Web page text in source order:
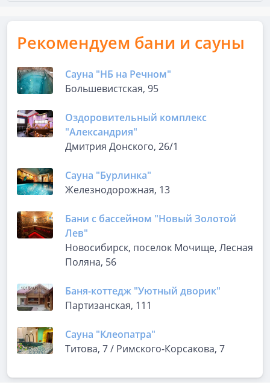
Рекомендуем бани и сауны
Сауна "НБ на Речном"
Большевистская, 95
Оздоровительный комплекс
"Александрия"
Дмитрия Донского, 26/1
Сауна "Бурлинка"
Железнодорожная, 13
Бани с бассейном "Новый Золотой
Лев"
Новосибирск, поселок Мочище, Лесная
Поляна, 56
Баня-коттедж "Уютный дворик"
Партизанская, 111
Сауна "Клеопатра"
Титова, 7 / Римского-Корсакова, 7